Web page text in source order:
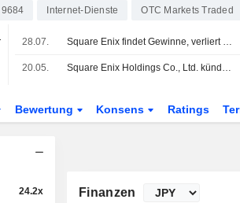
9684 Internet-Dienste OTC Markets Traded
28.07. Square Enix findet Gewinne, verliert aber Beifall
20.05. Square Enix Holdings Co., Ltd. kündigt Dividende für das am 31. März 2026 beendete Geschäftsjahr an, zahlbar am 5. Juni 2026
Bewertung Konsens Ratings
24.2x Finanzen